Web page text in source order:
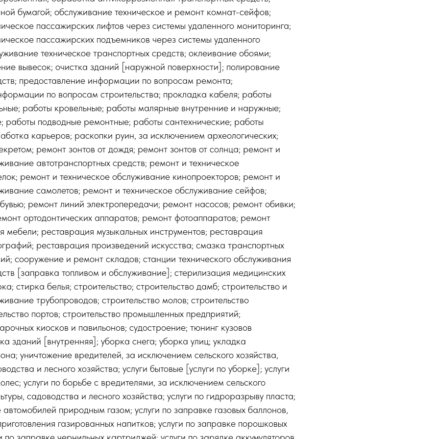
бумагой; обслуживание техническое и ремонт комнат-сейфов;
пассажирских лифтов через системы удаленного мониторинга;
пассажирских подъемников через системы удаленного
техническое транспортных средств; оклеивание обоями;
вывесок; очистка зданий [наружной поверхности]; полирование
предоставление информации по вопросам ремонта;
по вопросам строительства; прокладка кабеля; работы
работы кровельные; работы малярные внутренние и наружные;
работы подводные ремонтные; работы сантехнические; работы
карьеров; раскопки руин, за исключением археологических;
ремонт зонтов от дождя; ремонт зонтов от солнца; ремонт и
автотранспортных средств; ремонт и техническое
ремонт и техническое обслуживание кинопроекторов; ремонт и
самолетов; ремонт и техническое обслуживание сейфов;
ремонт линий электропередачи; ремонт насосов; ремонт обивки;
ортодонтических аппаратов; ремонт фотоаппаратов; ремонт
мебели; реставрация музыкальных инструментов; реставрация
реставрация произведений искусства; смазка транспортных
сооружение и ремонт складов; станции технического обслуживания
[заправка топливом и обслуживание]; стерилизация медицинских
стирка белья; строительство; строительство дамб; строительство и
трубопроводов; строительство молов; строительство
портов; строительство промышленных предприятий;
киосков и павильонов; судостроение; тюнинг кузовов
зданий [внутренняя]; уборка снега; уборка улиц; укладка
уничтожение вредителей, за исключением сельского хозяйства,
и лесного хозяйства; услуги бытовые [услуги по уборке]; услуги
услуги по борьбе с вредителями, за исключением сельского
садоводства и лесного хозяйства; услуги по гидроразрыву пласта;
автомобилей природным газом; услуги по заправке газовых баллонов,
газированных напитков; услуги по заправке порошковых